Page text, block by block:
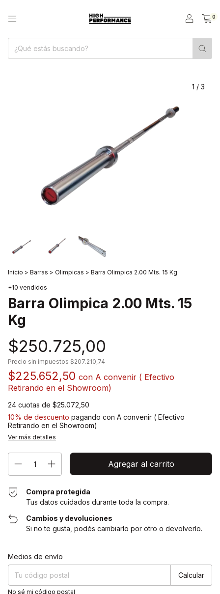
0
1 / 3
Inicio > Barras > Olimpicas > Barra Olimpica 2.00 Mts. 15 Kg
+10 vendidos
Barra Olimpica 2.00 Mts. 15
Kg
$250.725,00
Precio sin impuestos $207.210,74
$225.652,50 con A convenir ( Efectivo
Retirando en el Showroom)
24 cuotas de $25.072,50
10% de descuento pagando con A convenir ( Efectivo
Retirando en el Showroom)
Ver más detalles
Compra protegida
Tus datos cuidados durante toda la compra.
Cambios y devoluciones
Si no te gusta, podés cambiarlo por otro o devolverlo.
Entregas para el CP:
Medios de envío
Calcular
No sé mi código postal